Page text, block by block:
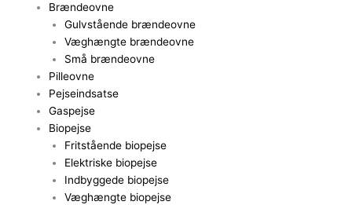
Brændeovne
Gulvstående brændeovne
Væghængte brændeovne
Små brændeovne
Pilleovne
Pejseindsatse
Gaspejse
Biopejse
Fritstående biopejse
Elektriske biopejse
Indbyggede biopejse
Væghængte biopejse